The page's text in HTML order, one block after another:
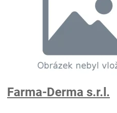
Farma-Derma s.r.l.